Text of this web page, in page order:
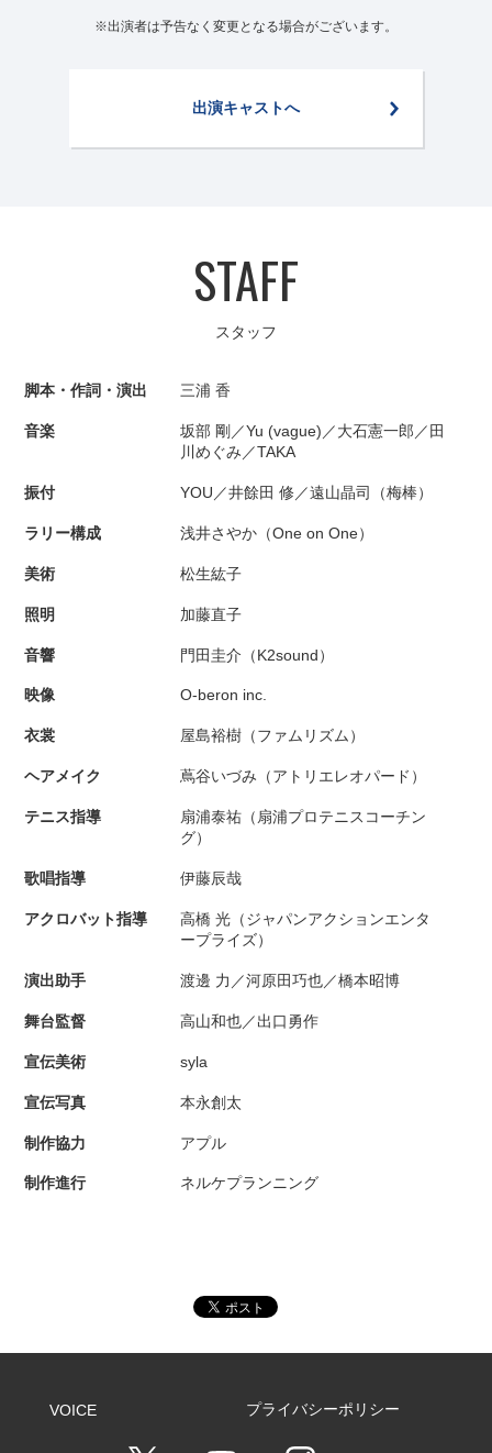
※出演者は予告なく変更となる場合がございます。
出演キャストへ
STAFF
スタッフ
脚本・作詞・演出 三浦 香
音楽
坂部 剛／Yu (vague)／大石憲一郎／田
川めぐみ／TAKA
振付 YOU／井餘田 修／遠山晶司（梅棒）
ラリー構成 浅井さやか（One on One）
美術 松生紘子
照明 加藤直子
音響 門田圭介（K2sound）
映像 O-beron inc.
衣裳 屋島裕樹（ファムリズム）
ヘアメイク 蔦谷いづみ（アトリエレオパード）
テニス指導
扇浦泰祐（扇浦プロテニスコーチン
グ）
歌唱指導 伊藤辰哉
アクロバット指導
高橋 光（ジャパンアクションエンタ
ープライズ）
演出助手 渡邊 力／河原田巧也／橋本昭博
舞台監督 高山和也／出口勇作
宣伝美術 syla
宣伝写真 本永創太
制作協力 アプル
制作進行 ネルケプランニング
VOICE プライバシーポリシー